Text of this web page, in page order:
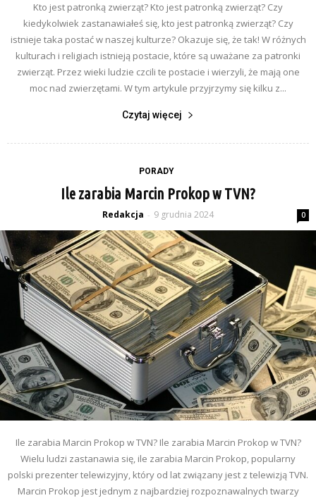
Kto jest patronką zwierząt? Kto jest patronką zwierząt? Czy
kiedykolwiek zastanawiałeś się, kto jest patronką zwierząt? Czy
istnieje taka postać w naszej kulturze? Okazuje się, że tak! W różnych
kulturach i religiach istnieją postacie, które są uważane za patronki
zwierząt. Przez wieki ludzie czcili te postacie i wierzyli, że mają one
moc nad zwierzętami. W tym artykule przyjrzymy się kilku z...
Czytaj więcej
PORADY
Ile zarabia Marcin Prokop w TVN?
Redakcja - 9 grudnia 2024 0
Ile zarabia Marcin Prokop w TVN? Ile zarabia Marcin Prokop w TVN?
Wielu ludzi zastanawia się, ile zarabia Marcin Prokop, popularny
polski prezenter telewizyjny, który od lat związany jest z telewizją TVN.
Marcin Prokop jest jednym z najbardziej rozpoznawalnych twarzy